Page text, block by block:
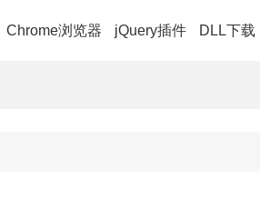
Chrome浏览器 jQuery插件 DLL下载